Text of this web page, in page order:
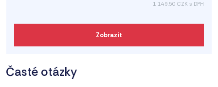
1 149,50 CZK s DPH
Zobrazit
Časté otázky